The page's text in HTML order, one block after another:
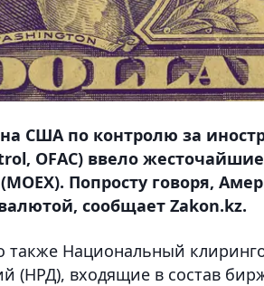
США по контролю за
OFAC) ввело
Попросту говоря,
сообщает Zakon.kz.
также Национальный
(НРД), входящие в состав